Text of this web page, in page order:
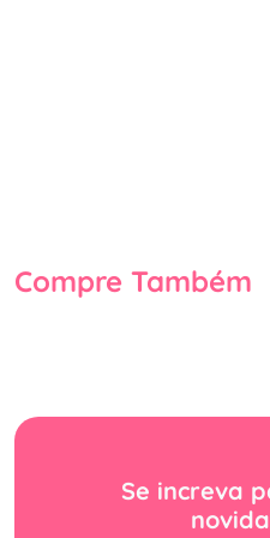
Compre Também
Se increva